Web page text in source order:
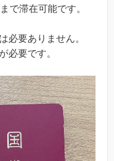
で滞在可能です。
必要ありません。
必要です。